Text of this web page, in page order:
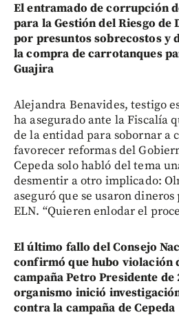
El entramado de corrupción
para la Gestión del Riesgo de
por presuntos sobrecostos y
la compra de carrotanques
Guajira
Alejandra Benavides, testigo
ha asegurado ante la Fiscalía
de la entidad para sobornar a
favorecer reformas del
Cepeda solo habló del tema
desmentir a otro implicado:
aseguró que se usaron
ELN. “Quieren enlodar el
El último fallo del Consejo
confirmó que hubo violación
campaña Petro Presidente de
organismo inició
contra la campaña de Cepeda